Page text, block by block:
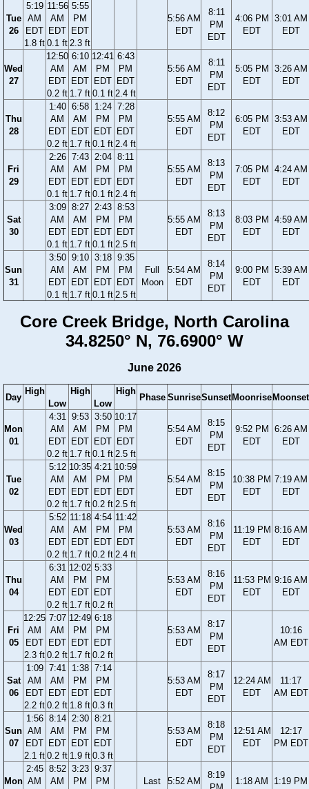
Tue
26
5:19
AM
EDT
1.8 ft
11:56
AM
EDT
0.1 ft
5:55
PM
EDT
2.3 ft
5:56 AM
EDT
8:11
PM
EDT
4:06 PM
EDT
3:01 AM
EDT
Wed
27
12:50
AM
EDT
0.2 ft
6:10
AM
EDT
1.7 ft
12:41
PM
EDT
0.1 ft
6:43
PM
EDT
2.4 ft
5:56 AM
EDT
8:11
PM
EDT
5:05 PM
EDT
3:26 AM
EDT
Thu
28
1:40
AM
EDT
0.2 ft
6:58
AM
EDT
1.7 ft
1:24
PM
EDT
0.1 ft
7:28
PM
EDT
2.4 ft
5:55 AM
EDT
8:12
PM
EDT
6:05 PM
EDT
3:53 AM
EDT
Fri
29
2:26
AM
EDT
0.1 ft
7:43
AM
EDT
1.7 ft
2:04
PM
EDT
0.1 ft
8:11
PM
EDT
2.4 ft
5:55 AM
EDT
8:13
PM
EDT
7:05 PM
EDT
4:24 AM
EDT
Sat
30
3:09
AM
EDT
0.1 ft
8:27
AM
EDT
1.7 ft
2:43
PM
EDT
0.1 ft
8:53
PM
EDT
2.5 ft
5:55 AM
EDT
8:13
PM
EDT
8:03 PM
EDT
4:59 AM
EDT
Sun
31
3:50
AM
EDT
0.1 ft
9:10
AM
EDT
1.7 ft
3:18
PM
EDT
0.1 ft
9:35
PM
EDT
2.5 ft
Full
Moon
5:54 AM
EDT
8:14
PM
EDT
9:00 PM
EDT
5:39 AM
EDT
Core Creek Bridge, North Carolina
34.8250° N, 76.6900° W
June 2026
Day
High
Low
High
Low
High
Phase SunriseSunsetMoonriseMoonset
Mon
01
4:31
AM
EDT
0.2 ft
9:53
AM
EDT
1.7 ft
3:50
PM
EDT
0.1 ft
10:17
PM
EDT
2.5 ft
5:54 AM
EDT
8:15
PM
EDT
9:52 PM
EDT
6:26 AM
EDT
Tue
02
5:12
AM
EDT
0.2 ft
10:35
AM
EDT
1.7 ft
4:21
PM
EDT
0.2 ft
10:59
PM
EDT
2.5 ft
5:54 AM
EDT
8:15
PM
EDT
10:38 PM
EDT
7:19 AM
EDT
Wed
03
5:52
AM
EDT
0.2 ft
11:18
AM
EDT
1.7 ft
4:54
PM
EDT
0.2 ft
11:42
PM
EDT
2.4 ft
5:53 AM
EDT
8:16
PM
EDT
11:19 PM
EDT
8:16 AM
EDT
Thu
04
6:31
AM
EDT
0.2 ft
12:02
PM
EDT
1.7 ft
5:33
PM
EDT
0.2 ft
5:53 AM
EDT
8:16
PM
EDT
11:53 PM
EDT
9:16 AM
EDT
Fri
05
12:25
AM
EDT
2.3 ft
7:07
AM
EDT
0.2 ft
12:49
PM
EDT
1.7 ft
6:18
PM
EDT
0.2 ft
5:53 AM
EDT
8:17
PM
EDT
10:16
AM EDT
Sat
06
1:09
AM
EDT
2.2 ft
7:41
AM
EDT
0.2 ft
1:38
PM
EDT
1.8 ft
7:14
PM
EDT
0.3 ft
5:53 AM
EDT
8:17
PM
EDT
12:24 AM
EDT
11:17
AM EDT
Sun
07
1:56
AM
EDT
2.1 ft
8:14
AM
EDT
0.2 ft
2:30
PM
EDT
1.9 ft
8:21
PM
EDT
0.3 ft
5:53 AM
EDT
8:18
PM
EDT
12:51 AM
EDT
12:17
PM EDT
Mon
2:45
AM
8:52
AM
3:23
PM
9:37
PM
Last
5:52 AM
8:19
1:18 AM
1:19 PM